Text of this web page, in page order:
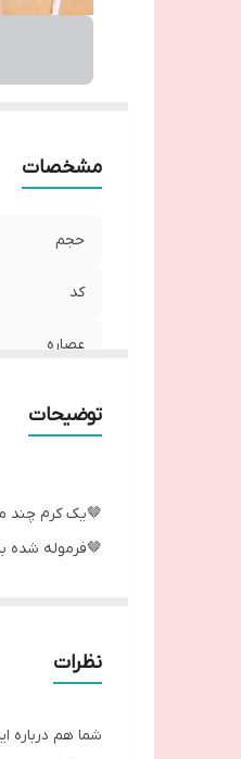
مشخصات
حجم
کد
عصاره
توضیحات
🤎یک کرم چند
🤎فرموله شده با 95% مواد اولیه
🤎غنی از
🤎دارای رایحه
نظرات
شما هم درباره